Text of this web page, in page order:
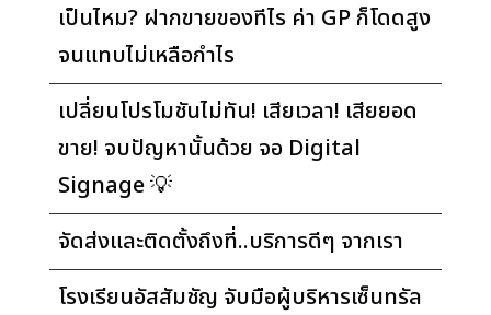
เป็นไหม? ฝากขายของทีไร ค่า GP ก็โดดสูง
จนแทบไม่เหลือกำไร
เปลี่ยนโปรโมชันไม่ทัน! เสียเวลา! เสียยอด
ขาย! จบปัญหานั้นด้วย จอ Digital
Signage 💡
จัดส่งและติดตั้งถึงที่..บริการดีๆ จากเรา
โรงเรียนอัสสัมชัญ จับมือผู้บริหารเซ็นทรัล